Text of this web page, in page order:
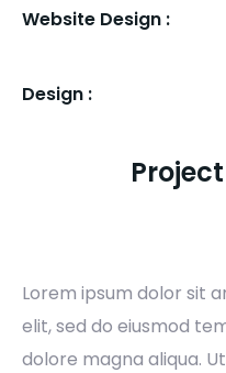
Website Design :
Design :
Lorem ipsum dolor sit
elit, sed do eiusmod
dolore magna aliqua.